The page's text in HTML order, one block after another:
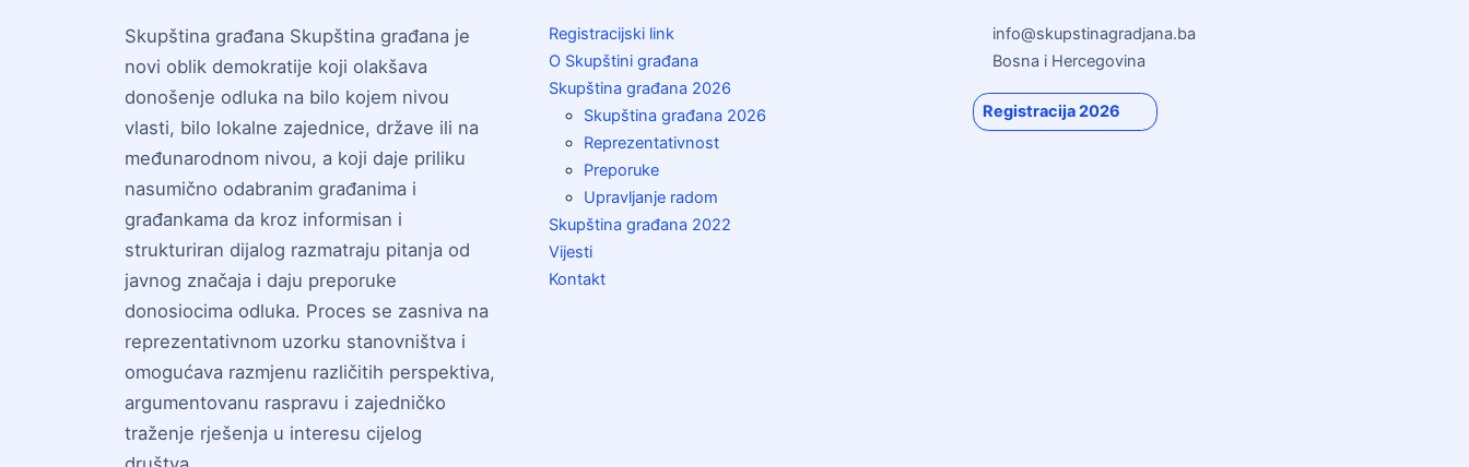
Skupština građana Skupština građana je
novi oblik demokratije koji olakšava
donošenje odluka na bilo kojem nivou
vlasti, bilo lokalne zajednice, države ili na
međunarodnom nivou, a koji daje priliku
nasumično odabranim građanima i
građankama da kroz informisan i
strukturiran dijalog razmatraju pitanja od
javnog značaja i daju preporuke
donosiocima odluka. Proces se zasniva na
reprezentativnom uzorku stanovništva i
omogućava razmjenu različitih perspektiva,
argumentovanu raspravu i zajedničko
traženje rješenja u interesu cijelog
Registracijski link
O Skupštini građana
Skupština građana 2026
Skupština građana 2026
Reprezentativnost
Preporuke
Upravljanje radom
Skupština građana 2022
Vijesti
Kontakt
info@skupstinagradjana.ba
Bosna i Hercegovina
Registracija 2026